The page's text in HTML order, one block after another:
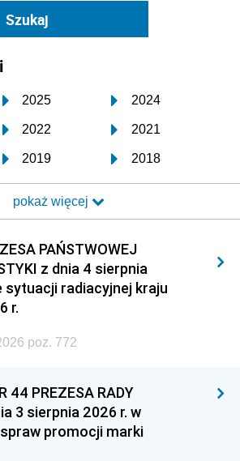
2025 2024
2022 2021
2019 2018
2016 2015
2013 2012
2010 2009
2007 2006
1995 1994
1992 1991
pokaż więcej
PAŃSTWOWEJ
z dnia 4 sierpnia
sytuacji radiacyjnej kraju
r.
poz. 772
44 PREZESA RADY
3 sierpnia 2026 r. w
promocji marki